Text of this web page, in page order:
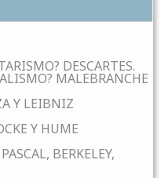
DESCARTES.
MALEBRANCHE
Y LEIBNIZ
Y HUME
BERKELEY,